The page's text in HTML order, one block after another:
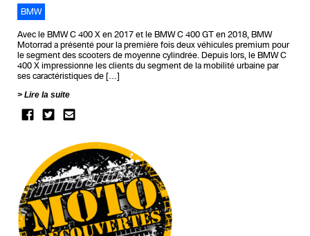
BMW
Avec le BMW C 400 X en 2017 et le BMW C 400 GT en 2018, BMW
Motorrad a présenté pour la première fois deux véhicules premium pour
le segment des scooters de moyenne cylindrée. Depuis lors, le BMW C
400 X impressionne les clients du segment de la mobilité urbaine par
ses caractéristiques de […]
Lire la suite